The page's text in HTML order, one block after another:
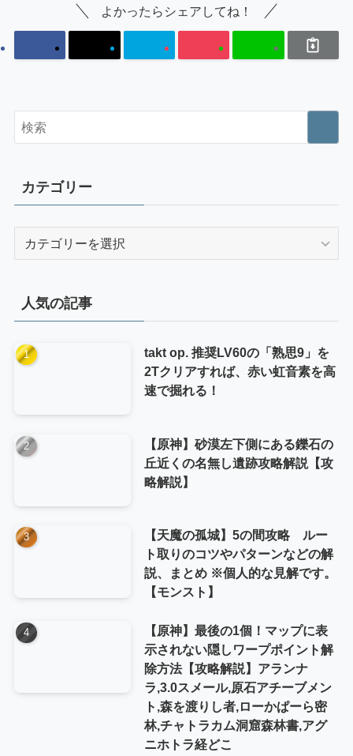
よかったらシェアしてね！
カテゴリー
ー
人気の記事
takt op. 推奨LV60の「熟思9」を
2Tクリアすれば、赤い虹音素を高
速で掘れる！
【原神】砂漠左下側にある鑠石の
丘近くの名無し遺跡攻略解説【攻
略解説】
【天魔の孤城】5の間攻略 ルー
ト取りのコツやパターンなどの解
説、まとめ ※個人的な見解です。
【モンスト】
【原神】最後の1個！マップに表
示されない隠しワープポイント解
除方法【攻略解説】アランナ
ラ,3.0スメール,原石アチーブメン
ト,森を渡りし者,ローかぱーら密
林,チャトラカム洞窟森林書,アグ
ニホトラ経どこ